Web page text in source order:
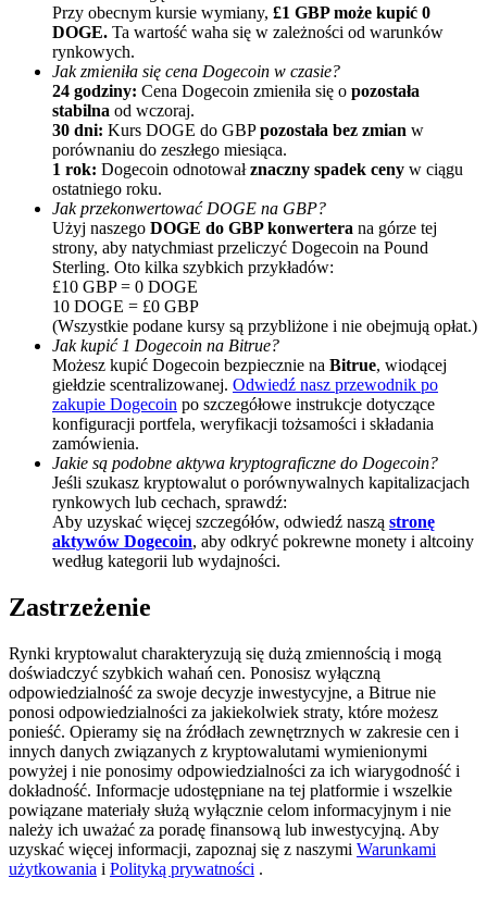
Zarabiać
Mocna Świnka
Codziennie zdobywaj konkurencyjne nagrody
Stawianie
Wysokie zyski i natychmiastowy dostęp
Launchpool
Elastyczne stawianie zakładów, aby zarabiać na popularnych
tokenach
Przy obecnym kursie wymiany, £1 GBP może kupić 0
DOGE. Ta wartość waha się w zależności od warunków
rynkowych.
Jak zmieniła się cena Dogecoin w czasie?
24 godziny: Cena Dogecoin zmieniła się o pozostała
stabilna od wczoraj.
30 dni: Kurs DOGE do GBPpozostała bez zmian w
porównaniu do zeszłego miesiąca.
1 rok: Dogecoin odnotowałznaczny spadek ceny w ciągu
ostatniego roku.
Jak przekonwertować DOGE na GBP?
Użyj naszego DOGE do GBP konwertera na górze tej
strony, aby natychmiast przeliczyć Dogecoin na Pound
Sterling. Oto kilka szybkich przykładów:
£10 GBP = 0 DOGE
10 DOGE = £0 GBP
(Wszystkie podane kursy są przybliżone i nie obejmują opłat.)
Jak kupić 1 Dogecoin na Bitrue?
Możesz kupić Dogecoin bezpiecznie na Bitrue, wiodącej
giełdzie scentralizowanej. Odwiedź nasz przewodnik po
zakupie Dogecoin po szczegółowe instrukcje dotyczące
konfiguracji portfela, weryfikacji tożsamości i składania
zamówienia.
Jakie są podobne aktywa kryptograficzne do Dogecoin?
Jeśli szukasz kryptowalut o porównywalnych kapitalizacjach
rynkowych lub cechach, sprawdź:
Aby uzyskać więcej szczegółów, odwiedź naszą stronę
aktywów Dogecoin, aby odkryć pokrewne monety i altcoiny
według kategorii lub wydajności.
Zastrzeżenie
Rynki kryptowalut charakteryzują się dużą zmiennością i mogą
doświadczyć szybkich wahań cen. Ponosisz wyłączną
odpowiedzialność za swoje decyzje inwestycyjne, a Bitrue nie
ponosi odpowiedzialności za jakiekolwiek straty, które możesz
ponieść. Opieramy się na źródłach zewnętrznych w zakresie cen i
innych danych związanych z kryptowalutami wymienionymi
powyżej i nie ponosimy odpowiedzialności za ich wiarygodność i
dokładność. Informacje udostępniane na tej platformie i wszelkie
powiązane materiały służą wyłącznie celom informacyjnym i nie
należy ich uważać za poradę finansową lub inwestycyjną. Aby
uzyskać więcej informacji, zapoznaj się z naszymi Warunkami
użytkowania i Polityką prywatności .